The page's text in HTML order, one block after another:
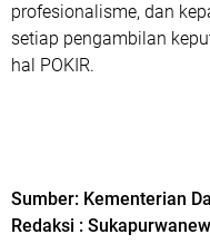
profesionalisme, dan
setiap pengambilan
hal POKIR.
Sumber: Kementerian
Redaksi :